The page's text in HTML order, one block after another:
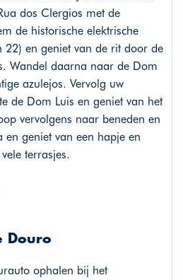
dos Clergios met de
de historische elektrische
en geniet van de rit door de
Wandel daarna naar de Dom
azulejos. Vervolg uw
de Dom Luis en geniet van het
vervolgens naar beneden en
geniet van een hapje en
terrasjes.
Douro
ophalen bij het